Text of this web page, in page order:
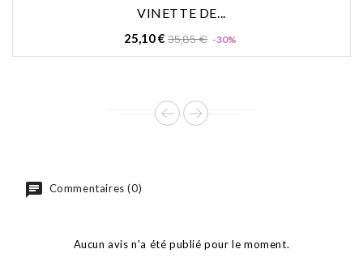
VINETTE DE...
25,10 € Prix
35,85 € -30%
Commentaires (0)
Aucun avis n'a été publié pour le moment.